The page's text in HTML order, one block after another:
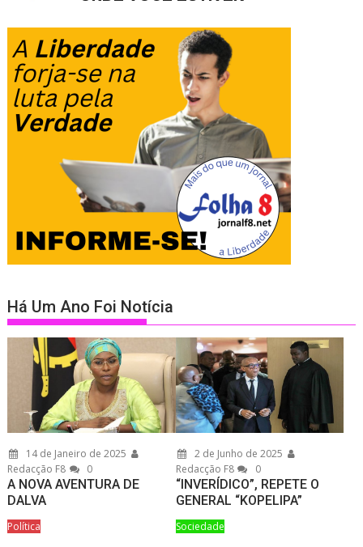
Há Um Ano Foi Notícia
14 de Janeiro de 2025
Redacção F8
0
A NOVA AVENTURA DE
DALVA
Política
2 de Junho de 2025
Redacção F8
0
“INVERÍDICO”, REPETE O
GENERAL “KOPELIPA”
Sociedade